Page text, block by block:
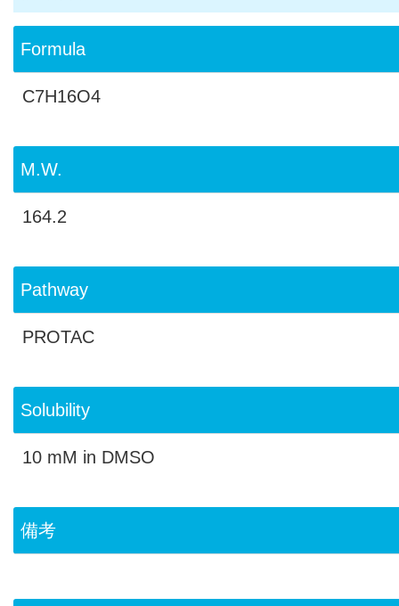
Formula
C7H16O4
M.W.
164.2
Pathway
PROTAC
Solubility
10 mM in DMSO
備考